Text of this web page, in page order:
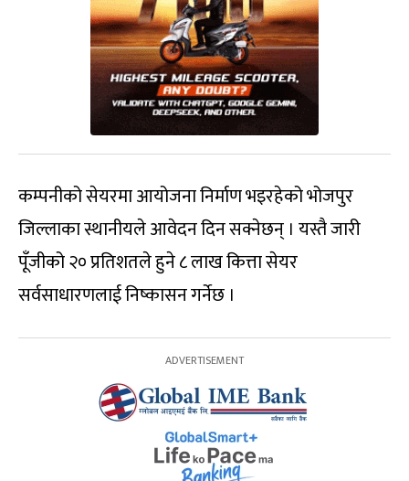
कम्पनीको सेयरमा आयोजना निर्माण भइरहेको भोजपुर
जिल्लाका स्थानीयले आवेदन दिन सक्नेछन् । यस्तै जारी
पूँजीको २० प्रतिशतले हुने ८ लाख कित्ता सेयर
सर्वसाधारणलाई निष्कासन गर्नेछ ।